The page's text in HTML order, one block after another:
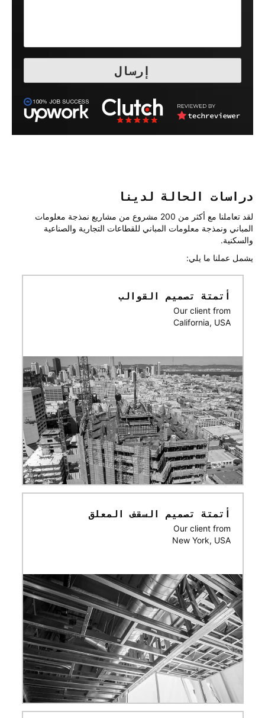
دراسات الحالة لدينا
لقد تعاملنا مع أكثر من 200 مشروع من مشاريع نمذجة معلومات
المباني ونمذجة معلومات المباني للقطاعات التجارية والصناعية
والسكنية.
يشمل عملنا ما يلي:
أتمتة تصميم القوالب
Our client from
California, USA
أتمتة تصميم السقف المعلق
Our client from
New York, USA